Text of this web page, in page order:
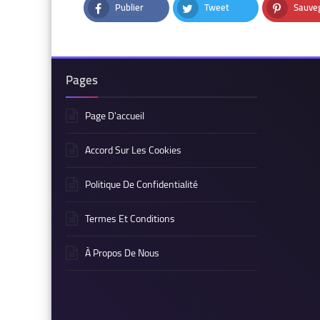
Publier
Facebook
Tweet
Twitter
Pages
Page D'accueil
Accord Sur Les Cookies
Politique De Confidentialité
Termes Et Conditions
À Propos De Nous